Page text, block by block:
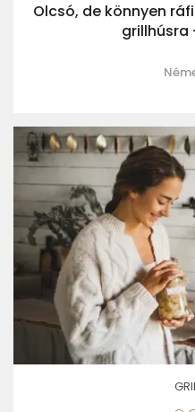
Olcsó, de könnyen
grillhúsra